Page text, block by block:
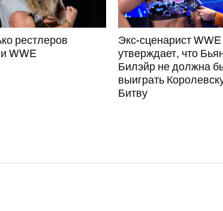
рестлеров
WWE
Экс-сценарист WWE
утверждает, что
Билэйр не должна
выиграть
Битву